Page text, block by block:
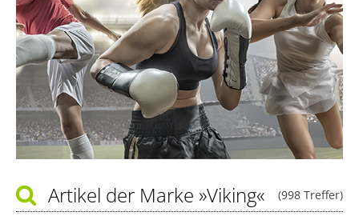
(998 Treffer)
Artikel der Marke »Viking«